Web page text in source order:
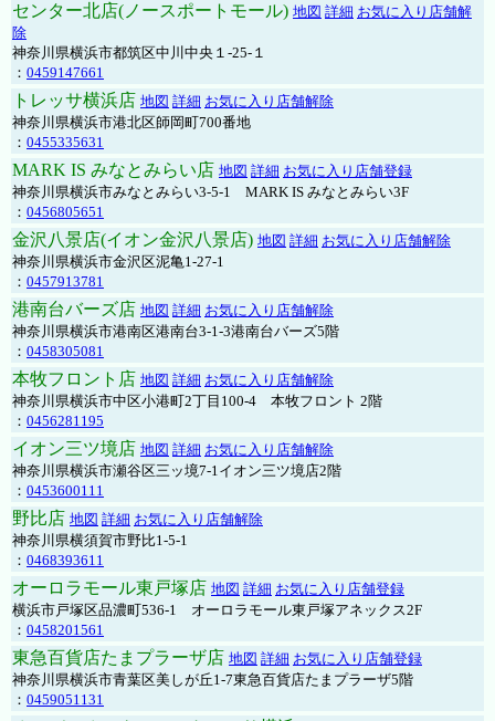
センター北店(ノースポートモール) 地図 詳細 お気に入り店舗解
除
神奈川県横浜市都筑区中川中央１-25-１
： 0459147661
トレッサ横浜店 地図 詳細 お気に入り店舗解除
神奈川県横浜市港北区師岡町700番地
： 0455335631
MARK IS みなとみらい店 地図 詳細 お気に入り店舗登録
神奈川県横浜市みなとみらい3-5-1 MARK IS みなとみらい3F
： 0456805651
金沢八景店(イオン金沢八景店) 地図 詳細 お気に入り店舗解除
神奈川県横浜市金沢区泥亀1-27-1
： 0457913781
港南台バーズ店 地図 詳細 お気に入り店舗解除
神奈川県横浜市港南区港南台3-1-3港南台バーズ5階
： 0458305081
本牧フロント店 地図 詳細 お気に入り店舗解除
神奈川県横浜市中区小港町2丁目100-4 本牧フロント 2階
： 0456281195
イオン三ツ境店 地図 詳細 お気に入り店舗解除
神奈川県横浜市瀬谷区三ッ境7-1イオン三ツ境店2階
： 0453600111
野比店 地図 詳細 お気に入り店舗解除
神奈川県横須賀市野比1-5-1
： 0468393611
オーロラモール東戸塚店 地図 詳細 お気に入り店舗登録
横浜市戸塚区品濃町536-1 オーロラモール東戸塚アネックス2F
： 0458201561
東急百貨店たまプラーザ店 地図 詳細 お気に入り店舗登録
神奈川県横浜市青葉区美しが丘1-7東急百貨店たまプラーザ5階
： 0459051131